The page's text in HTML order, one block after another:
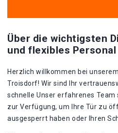
Über die wichtigsten
und flexibles Personal
Herzlich willkommen bei
Troisdorf!​ Wir sind Ihr
schnelle Unser erfahrenes
zur Verfügung, um Ihre Tür zu
ausgesperrt haben oder Ihren